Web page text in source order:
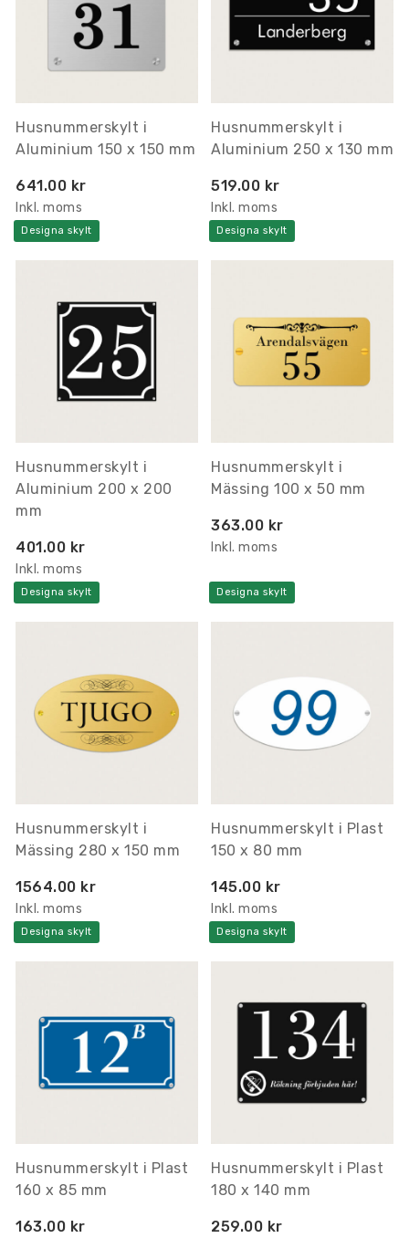
Husnummerskylt i
Aluminium 150 x 150 mm
641.00 kr
Inkl. moms
Designa skylt
Husnummerskylt i
Aluminium 250 x 130 mm
519.00 kr
Inkl. moms
Designa skylt
Husnummerskylt i
Aluminium 200 x 200
mm
401.00 kr
Inkl. moms
Designa skylt
Husnummerskylt i
Mässing 100 x 50 mm
363.00 kr
Inkl. moms
Designa skylt
Husnummerskylt i
Mässing 280 x 150 mm
1564.00 kr
Inkl. moms
Designa skylt
Husnummerskylt i Plast
150 x 80 mm
145.00 kr
Inkl. moms
Designa skylt
Husnummerskylt i Plast
160 x 85 mm
163.00 kr
Husnummerskylt i Plast
180 x 140 mm
259.00 kr